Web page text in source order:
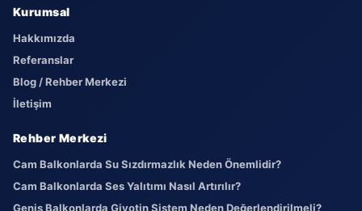
Kurumsal
Hakkımızda
Referanslar
Blog / Rehber Merkezi
İletişim
Rehber Merkezi
Cam Balkonlarda Su Sızdırmazlık Neden Önemlidir?
Cam Balkonlarda Ses Yalıtımı Nasıl Artırılır?
Geniş Balkonlarda Giyotin Sistem Neden Değerlendirilmeli?